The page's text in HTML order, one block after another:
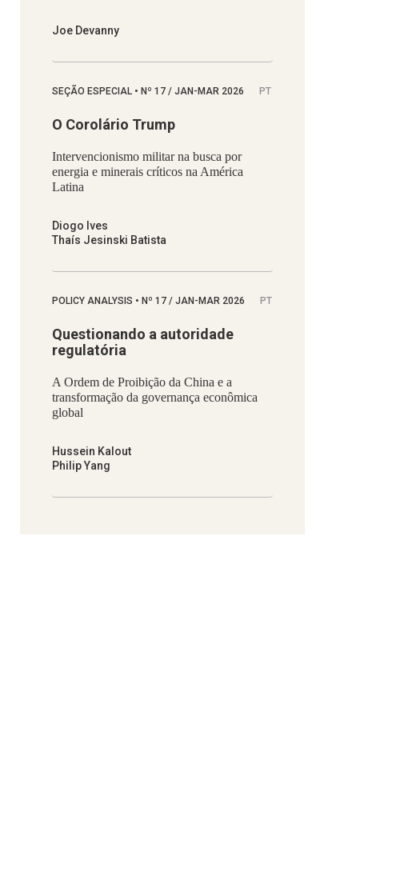
Joe Devanny
SEÇÃO ESPECIAL • Nº 17 / JAN-MAR 2026 PT
O Corolário Trump
Intervencionismo militar na busca por
energia e minerais críticos na América
Latina
Diogo Ives
Thaís Jesinski Batista
POLICY ANALYSIS • Nº 17 / JAN-MAR 2026 PT
Questionando a autoridade
regulatória
A Ordem de Proibição da China e a
transformação da governança econômica
global
Hussein Kalout
Philip Yang